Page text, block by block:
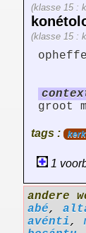
(klasse 15 :
(klasse 15 :
groot
tags : kerk
1
andere
abé,
avénti,